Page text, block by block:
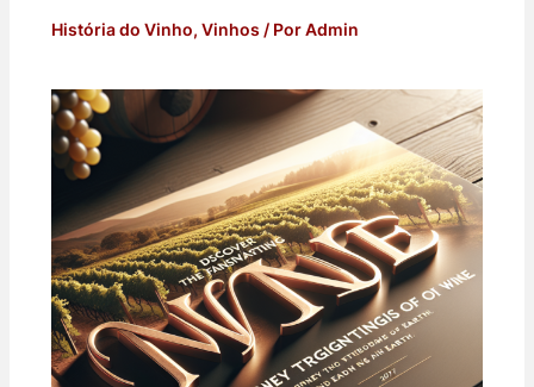
História do Vinho, Vinhos / PorAdmin